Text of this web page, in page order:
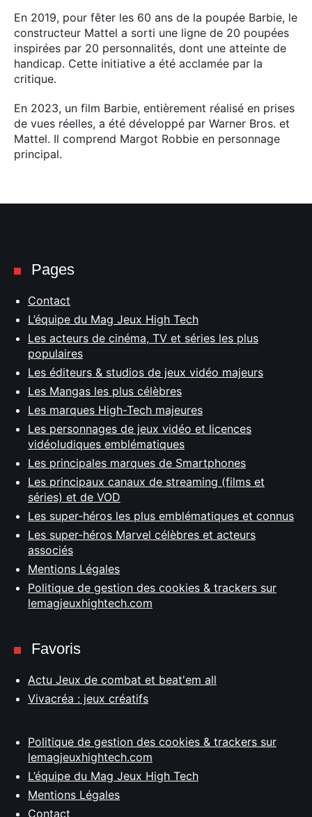
En 2019, pour fêter les 60 ans de la poupée Barbie, le
constructeur Mattel a sorti une ligne de 20 poupées
inspirées par 20 personnalités, dont une atteinte de
handicap. Cette initiative a été acclamée par la
critique.
En 2023, un film Barbie, entièrement réalisé en prises
de vues réelles, a été développé par Warner Bros. et
Mattel. Il comprend Margot Robbie en personnage
principal.
Pages
Contact
L’équipe du Mag Jeux High Tech
Les acteurs de cinéma, TV et séries les plus
populaires
Les éditeurs & studios de jeux vidéo majeurs
Les Mangas les plus célèbres
Les marques High-Tech majeures
Les personnages de jeux vidéo et licences
vidéoludiques emblématiques
Les principales marques de Smartphones
Les principaux canaux de streaming (films et
séries) et de VOD
Les super-héros les plus emblématiques et connus
Les super-héros Marvel célèbres et acteurs
associés
Mentions Légales
Politique de gestion des cookies & trackers sur
lemagjeuxhightech.com
Favoris
Actu Jeux de combat et beat'em all
Vivacréa : jeux créatifs
Politique de gestion des cookies & trackers sur
lemagjeuxhightech.com
L’équipe du Mag Jeux High Tech
Mentions Légales
Contact